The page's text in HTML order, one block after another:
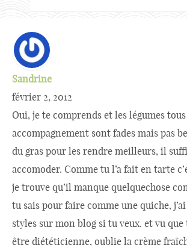
Sandrine
février 2, 2012
Oui, je te comprends et les légumes
accompagnement sont fades mais pas
du gras pour les rendre meilleurs, il
accomoder. Comme tu l’a fait en tarte
je trouve qu’il manque quelquechose
tu sais pour faire comme une quiche,
styles sur mon blog si tu veux. et vu
être diététicienne, oublie la crème